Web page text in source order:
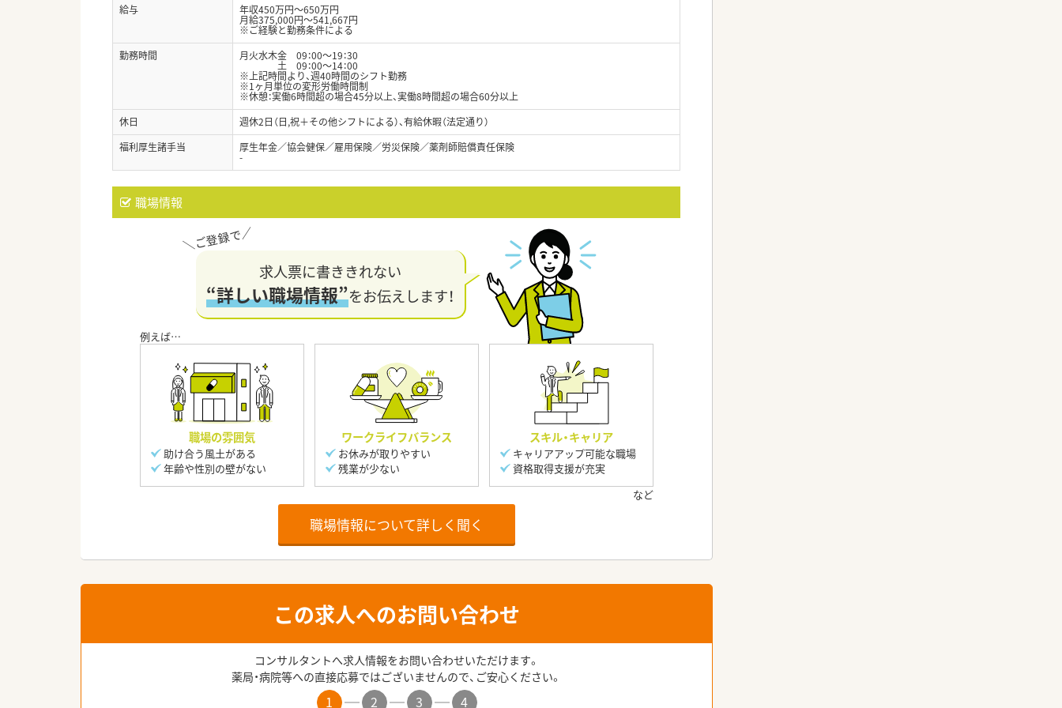
給与
年収450万円～650万円
月給375,000円～541,667円
※ご経験と勤務条件による
勤務時間
月火水木金 09：00～19：30
土 09：00～14：00
※上記時間より、週40時間のシフト勤務
※1ヶ月単位の変形労働時間制
※休憩：実働6時間超の場合45分以上、実働8時間超の場合60分以上
休日
週休2日（日,祝＋その他シフトによる）、有給休暇（法定通り）
福利厚生諸手当
厚生年金／協会健保／雇用保険／労災保険／薬剤師賠償責任保険
-
職場情報
求人票に書ききれない
“詳しい職場情報”をお伝えします！
職場の雰囲気
助け合う風土がある
年齢や性別の壁がない
ワークライフバランス
お休みが取りやすい
残業が少ない
スキル・キャリア
キャリアアップ可能な職場
資格取得支援が充実
職場情報について詳しく聞く
この求人へのお問い合わせ
コンサルタントへ求人情報をお問い合わせいただけます。
薬局・病院等への直接応募ではございませんので、ご安心ください。
1 2 3 4